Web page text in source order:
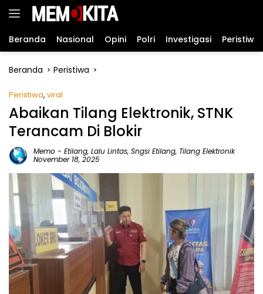
Langsung
Beranda Nasional Opini Polri Investigasi Peristiwa
Beranda Peristiwa
Peristiwa, viral
Abaikan Tilang Elektronik, STNK
Terancam Di Blokir
Memo - Etilang, Lalu Lintas, Sngsi Etilang, Tilang Elektronik
November 18, 2025